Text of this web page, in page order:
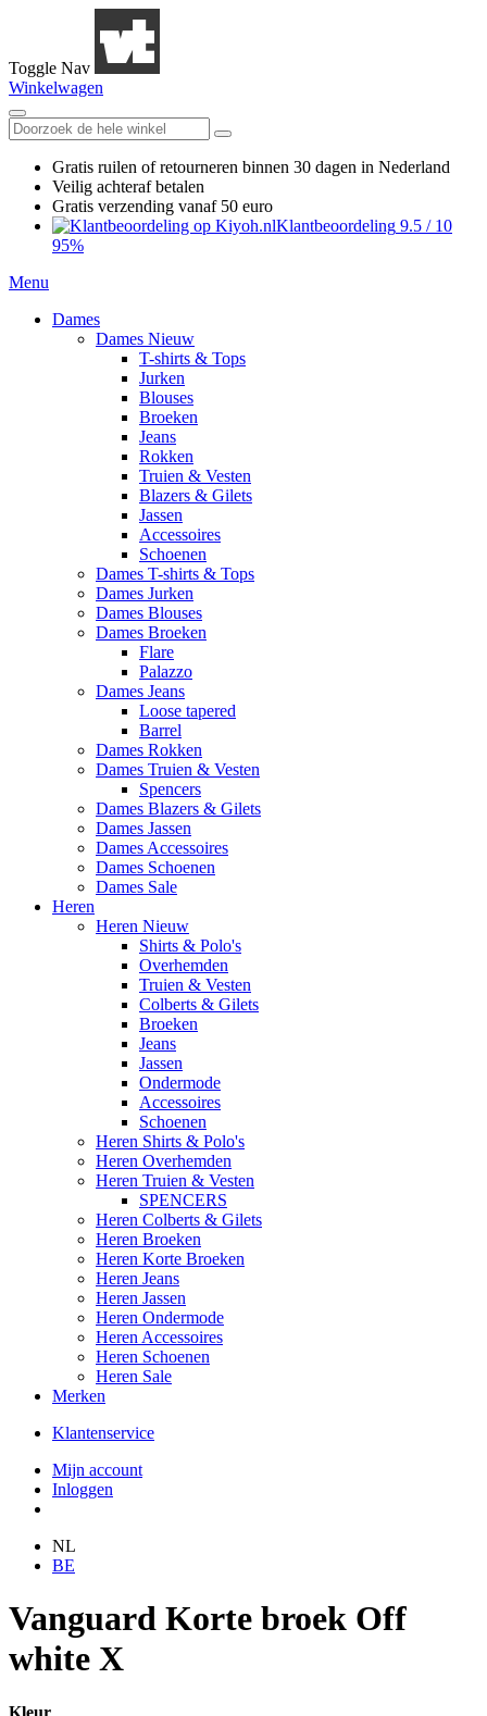
Toggle Nav
Winkelwagen
Gratis ruilen of retourneren binnen 30 dagen in Nederland
Veilig achteraf betalen
Gratis verzending vanaf 50 euro
Klantbeoordeling 9.5 / 10
95%
Menu
Dames
Dames Nieuw
T-shirts & Tops
Jurken
Blouses
Broeken
Jeans
Rokken
Truien & Vesten
Blazers & Gilets
Jassen
Accessoires
Schoenen
Dames T-shirts & Tops
Dames Jurken
Dames Blouses
Dames Broeken
Flare
Palazzo
Dames Jeans
Loose tapered
Barrel
Dames Rokken
Dames Truien & Vesten
Spencers
Dames Blazers & Gilets
Dames Jassen
Dames Accessoires
Dames Schoenen
Dames Sale
Heren
Heren Nieuw
Shirts & Polo's
Overhemden
Truien & Vesten
Colberts & Gilets
Broeken
Jeans
Jassen
Ondermode
Accessoires
Schoenen
Heren Shirts & Polo's
Heren Overhemden
Heren Truien & Vesten
SPENCERS
Heren Colberts & Gilets
Heren Broeken
Heren Korte Broeken
Heren Jeans
Heren Jassen
Heren Ondermode
Heren Accessoires
Heren Schoenen
Heren Sale
Merken
Klantenservice
Mijn account
Inloggen
NL
BE
Vanguard Korte broek Off
white X
Kleur